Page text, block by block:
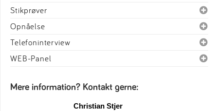
Stikprøver
Opnåelse
Telefoninterview
WEB-Panel
Mere information? Kontakt gerne:
Christian Stjer